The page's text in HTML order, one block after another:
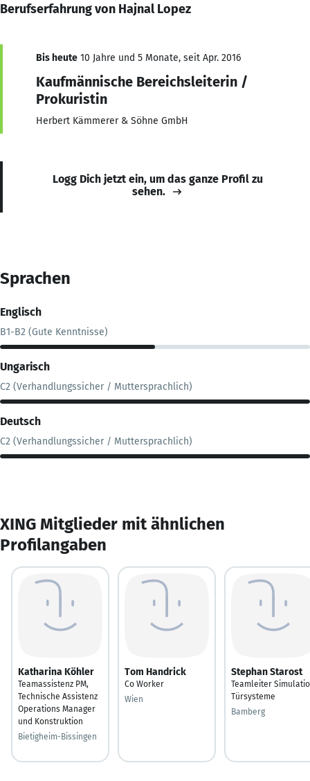
Berufserfahrung von Hajnal Lopez
Bis heute 10 Jahre und 5 Monate, seit Apr. 2016
Kaufmännische Bereichsleiterin /
Prokuristin
Herbert Kämmerer & Söhne GmbH
Logg Dich jetzt ein, um das ganze Profil zu
sehen.
Sprachen
Englisch
B1-B2 (Gute Kenntnisse)
Ungarisch
C2 (Verhandlungssicher / Muttersprachlich)
Deutsch
C2 (Verhandlungssicher / Muttersprachlich)
XING Mitglieder mit ähnlichen
Profilangaben
Katharina Köhler
Teamassistenz PM,
Technische Assistenz
Operations Manager
und Konstruktion
Bietigheim-Bissingen
Tom Handrick
Co Worker
Wien
Stephan Starost
Teamleiter
Türsysteme
Bamberg